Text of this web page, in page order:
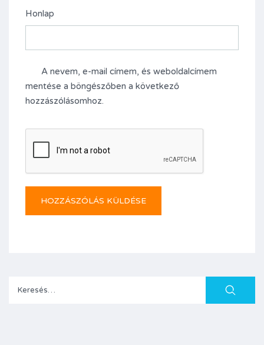
Honlap
A nevem, e-mail címem, és weboldalcímem
mentése a böngészőben a következő
hozzászólásomhoz.
Keresés: